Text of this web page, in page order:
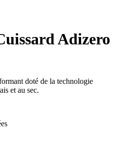
Adizero
doté de la technologie
et au sec.